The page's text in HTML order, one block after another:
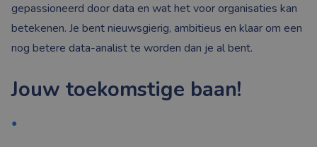
gepassioneerd door data en wat het voor organisaties kan
betekenen. Je bent nieuwsgierig, ambitieus en klaar om een
nog betere data-analist te worden dan je al bent.
Jouw toekomstige baan!